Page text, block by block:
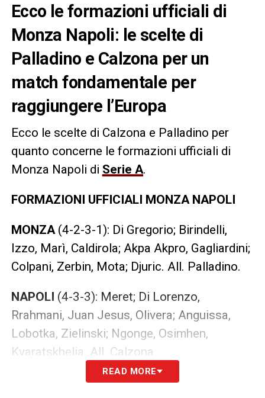
Ecco le formazioni ufficiali di
Monza Napoli: le scelte di
Palladino e Calzona per un
match fondamentale per
raggiungere l’Europa
Ecco le scelte di Calzona e Palladino per
quanto concerne le formazioni ufficiali di
Monza Napoli di Serie A.
FORMAZIONI UFFICIALI MONZA NAPOLI
MONZA(4-2-3-1): Di Gregorio; Birindelli,
Izzo, Marì, Caldirola; Akpa Akpro, Gagliardini;
Colpani, Zerbin, Mota; Djuric. All. Palladino.
NAPOLI (4-3-3): Meret; Di Lorenzo,
Rrahmani, Juan Jesus, Olivera; Anguissa,
Lobotka, Zielinski; Ngonge, Osimhen,
Kvaratskhelia. All. Calzona
READ MORE